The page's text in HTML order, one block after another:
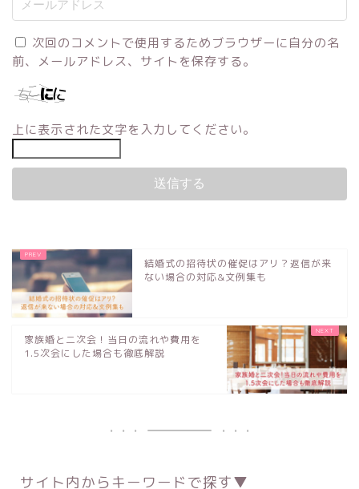
次回のコメントで使用するためブラウザーに自分の名
前、メールアドレス、サイトを保存する。
上に表示された文字を入力してください。
結婚式の招待状の催促はアリ？返信が来
ない場合の対応&文例集も
家族婚と二次会！当日の流れや費用を
1.5次会にした場合も徹底解説
サイト内からキーワードで探す▼